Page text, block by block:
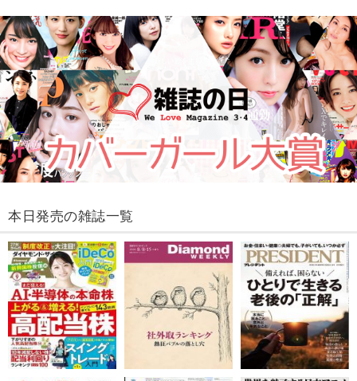
本日発売の雑誌一覧